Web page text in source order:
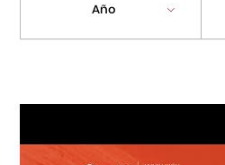
Centro Cultural
Año